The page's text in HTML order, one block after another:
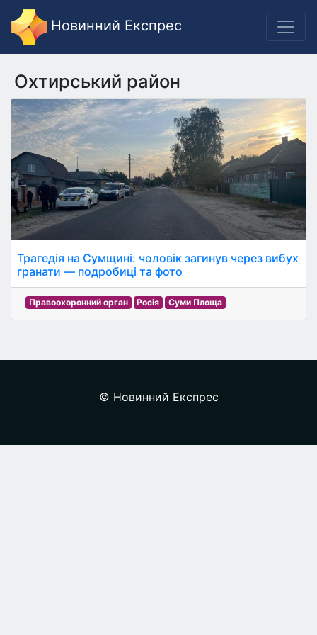
Новинний Експрес
Охтирський район
Трагедія на Сумщині: чоловік загинув через вибух
гранати — подробиці та фото
Правоохоронний орган Росія Суми Площа
© Новинний Експрес